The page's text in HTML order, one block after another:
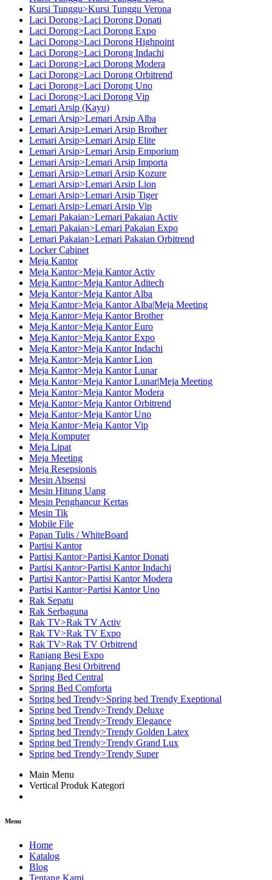
Kursi Tunggu>Kursi Tunggu Verona
Laci Dorong>Laci Dorong Donati
Laci Dorong>Laci Dorong Expo
Laci Dorong>Laci Dorong Highpoint
Laci Dorong>Laci Dorong Indachi
Laci Dorong>Laci Dorong Modera
Laci Dorong>Laci Dorong Orbitrend
Laci Dorong>Laci Dorong Uno
Laci Dorong>Laci Dorong Vip
Lemari Arsip (Kayu)
Lemari Arsip>Lemari Arsip Alba
Lemari Arsip>Lemari Arsip Brother
Lemari Arsip>Lemari Arsip Elite
Lemari Arsip>Lemari Arsip Emporium
Lemari Arsip>Lemari Arsip Importa
Lemari Arsip>Lemari Arsip Kozure
Lemari Arsip>Lemari Arsip Lion
Lemari Arsip>Lemari Arsip Tiger
Lemari Arsip>Lemari Arsip Vip
Lemari Pakaian>Lemari Pakaian Activ
Lemari Pakaian>Lemari Pakaian Expo
Lemari Pakaian>Lemari Pakaian Orbitrend
Locker Cabinet
Meja Kantor
Meja Kantor>Meja Kantor Activ
Meja Kantor>Meja Kantor Aditech
Meja Kantor>Meja Kantor Alba
Meja Kantor>Meja Kantor Alba|Meja Meeting
Meja Kantor>Meja Kantor Brother
Meja Kantor>Meja Kantor Euro
Meja Kantor>Meja Kantor Expo
Meja Kantor>Meja Kantor Indachi
Meja Kantor>Meja Kantor Lion
Meja Kantor>Meja Kantor Lunar
Meja Kantor>Meja Kantor Lunar|Meja Meeting
Meja Kantor>Meja Kantor Modera
Meja Kantor>Meja Kantor Orbitrend
Meja Kantor>Meja Kantor Uno
Meja Kantor>Meja Kantor Vip
Meja Komputer
Meja Lipat
Meja Meeting
Meja Resepsionis
Mesin Absensi
Mesin Hitung Uang
Mesin Penghancur Kertas
Mesin Tik
Mobile File
Papan Tulis / WhiteBoard
Partisi Kantor
Partisi Kantor>Partisi Kantor Donati
Partisi Kantor>Partisi Kantor Indachi
Partisi Kantor>Partisi Kantor Modera
Partisi Kantor>Partisi Kantor Uno
Rak Sepatu
Rak Serbaguna
Rak TV>Rak TV Activ
Rak TV>Rak TV Expo
Rak TV>Rak TV Orbitrend
Ranjang Besi Expo
Ranjang Besi Orbitrend
Spring Bed Central
Spring Bed Comforta
Spring bed Trendy>Spring bed Trendy Exeptional
Spring bed Trendy>Trendy Deluxe
Spring bed Trendy>Trendy Elegance
Spring bed Trendy>Trendy Golden Latex
Spring bed Trendy>Trendy Grand Lux
Spring bed Trendy>Trendy Super
Main Menu
Vertical Produk Kategori
Menu
Home
Katalog
Blog
Tentang Kami